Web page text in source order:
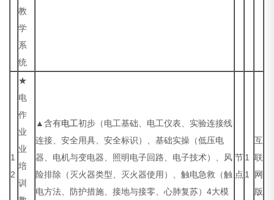
教
学
系
统
1
2
★
电
作
业
业
培
训
▲含有电工初步（电工基础、电工仪表、实验连接线
连接、安全用具、安全标识）、基础实操（低压电
器、电机与变电器、照明电子回路、电子技术）、风
险排除（灭火器类型、灭火器使用）、触电急救（触
电方法、防护措施、接地与接零、心肺复苏）4大模
节
点
1
1
互
联
网
版